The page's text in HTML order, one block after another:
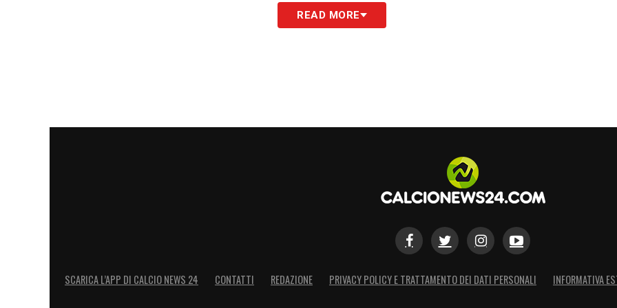
READ MORE
SCARICA L’APP DI CALCIO NEWS 24 CONTATTI REDAZIONE PRIVACY POLICY E TRATTAMENTO DEI DATI PERSONALI INFORMATIVA